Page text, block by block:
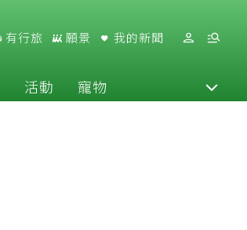
有行旅 願景 我的新聞
活動 寵物